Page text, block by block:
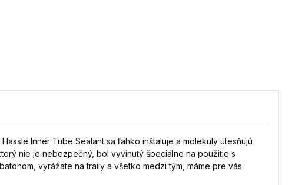
Inner Tube Sealant sa ľahko inštaluje a molekuly utesňujú
nie je nebezpečný, bol vyvinutý špeciálne na použitie s
vyrážate na traily a všetko medzi tým, máme pre vás